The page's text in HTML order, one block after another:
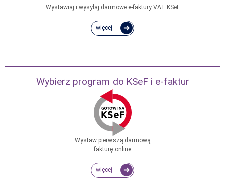
Wystawiaj i wysyłaj darmowe e‑faktury VAT KSeF
więcej
Wybierz program do KSeF i e-faktur
Wystaw pierwszą darmową
fakturę online
więcej